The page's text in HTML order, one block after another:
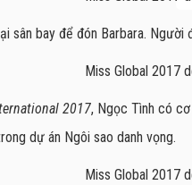
sân bay để đón Barbara. Người
2017, Ngọc Tình có
dự án Ngôi sao danh vọng.